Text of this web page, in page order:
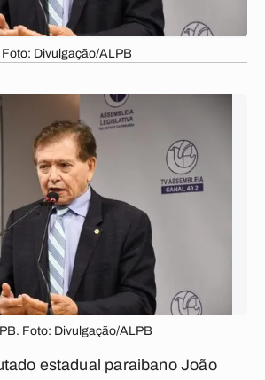
Foto: Divulgação/ALPB
Foto: Divulgação/ALPB
estadual paraibano João